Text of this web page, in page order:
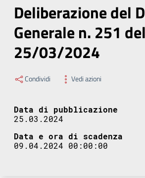
Deliberazione del
Generale n. 251 del
25/03/2024
Condividi Vedi azioni
Data di pubblicazione
25.03.2024
Data e ora di scadenza
09.04.2024 00:00:00